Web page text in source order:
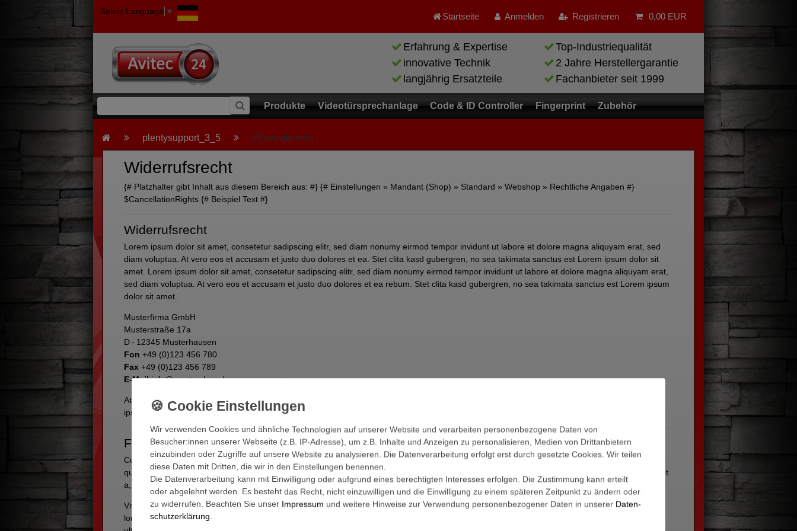
Select Language ▼ Startseite Anmelden Registrieren 0,00 EUR
Erfahrung & Expertise
Top-Industriequalität
innovative Technik
2 Jahre Herstellergarantie
langjährig Ersatzteile
Fachanbieter seit 1999
Produkte Videotürsprechanlage Code & ID Controller Fingerprint Zubehör
plentysupport_3_5 Widerrufsrecht
Widerrufsrecht
{# Platzhalter gibt Inhalt aus diesem Bereich aus: #} {# Einstellungen » Mandant (Shop) » Standard » Webshop » Rechtliche Angaben #}
$CancellationRights {# Beispiel Text #}
Widerrufsrecht
Lorem ipsum dolor sit amet, consetetur sadipscing elitr, sed diam nonumy eirmod tempor invidunt ut labore et dolore magna aliquyam erat, sed
diam voluptua. At vero eos et accusam et justo duo dolores et ea. Stet clita kasd gubergren, no sea takimata sanctus est Lorem ipsum dolor sit
amet. Lorem ipsum dolor sit amet, consetetur sadipscing elitr, sed diam nonumy eirmod tempor invidunt ut labore et dolore magna aliquyam erat,
sed diam voluptua. At vero eos et accusam et justo duo dolores et ea rebum. Stet clita kasd gubergren, no sea takimata sanctus est Lorem ipsum
dolor sit amet.
Musterfirma GmbH
Musterstraße 17a
D - 12345 Musterhausen
Fon +49 (0)123 456 780
Fax +49 (0)123 456 789
E-Mail info@mustershop.de
At vero eos et accusam et justo duo dolores et ea. Stet clita kasd gubergren, no sea takimata sanctus est Lorem ipsum dolor sit amet. Lorem
ipsum dolor sit amet, consetetur sadipscing elitr, sed diam nonumy eirmod tempor invidunt ut labore et.
Folgen des Widerrufs
Cum sociis natoque penatibus et magnis dis parturient montes, nascetur ridiculus mus. Donec quam felis, ultricies nec, pellentesque eu, pretium
quis, sem. Nulla consequat massa quis enim. Donec pede justo, fringilla vel, aliquet nec, vulputate eget, arcu. In enim justo, rhoncus ut, imperdiet
a, venenatis vitae, justo. Nullam dictum felis eu pede mollis pretium. Integer tincidunt. Cras dapibus.
Vivamus elementum semper nisi. Aenean vulputate eleifend tellus. Aenean leo ligula, porttitor eu, consequat vitae, eleifend ac, enim. Aliquam
lorem ante, dapibus in, viverra quis, feugiat a, tellus. Phasellus viverra nulla ut metus varius laoreet. Quisque rutrum. Aenean imperdiet. Etiam
Wir verwenden Cookies und ähnliche Technologien auf unserer Website und verarbeiten personenbezogene Daten von
Besucher:innen unserer Webseite (z.B. IP-Adresse), um z.B. Inhalte und Anzeigen zu personalisieren, Medien von Drittanbietern
einzubinden oder Zugriffe auf unsere Website zu analysieren. Die Datenverarbeitung erfolgt erst durch gesetzte Cookies. Wir teilen
diese Daten mit Dritten, die wir in den Einstellungen benennen.
Die Datenverarbeitung kann mit Einwilligung oder aufgrund eines berechtigten Interesses erfolgen. Die Zustimmung kann erteilt
oder abgelehnt werden. Es besteht das Recht, nicht einzuwilligen und die Einwilligung zu einem späteren Zeitpunkt zu ändern oder
zu widerrufen. Beachten Sie unser Impressum und weitere Hinweise zur Verwendung personenbezogener Daten in unserer Daten­
schutz­erklärung